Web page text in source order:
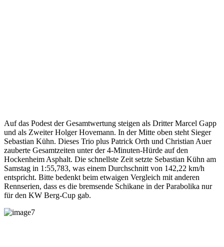
Auf das Podest der Gesamtwertung steigen als Dritter Marcel Gapp
und als Zweiter Holger Hovemann. In der Mitte oben steht Sieger
Sebastian Kühn. Dieses Trio plus Patrick Orth und Christian Auer
zauberte Gesamtzeiten unter der 4-Minuten-Hürde auf den
Hockenheim Asphalt. Die schnellste Zeit setzte Sebastian Kühn am
Samstag in 1:55,783, was einem Durchschnitt von 142,22 km/h
entspricht. Bitte bedenkt beim etwaigen Vergleich mit anderen
Rennserien, dass es die bremsende Schikane in der Parabolika nur
für den KW Berg-Cup gab.